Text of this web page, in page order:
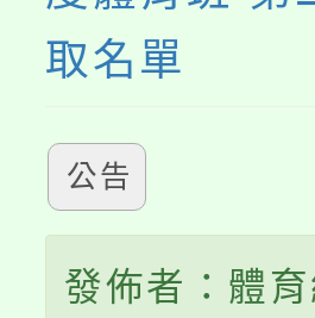
取名單
公告
發佈者：體